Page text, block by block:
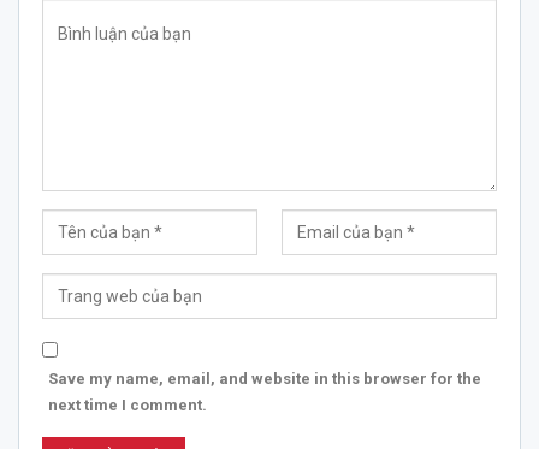
Save my name, email, and website in this browser for the
next time I comment.